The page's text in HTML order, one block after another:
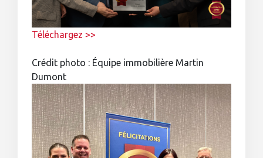
Téléchargez >>
Crédit photo : Équipe immobilière Martin
Dumont